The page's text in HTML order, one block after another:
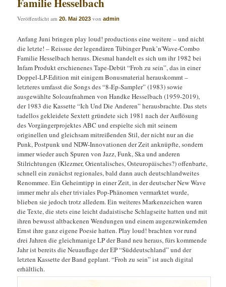
Familie Hesselbach
Veröffentlicht am20. Mai 2023 vonadmin
Anfang Juni bringen play loud! productions eine weitere – und nicht
die letzte! – Reissue der legendären Tübinger Punk’n'Wave-Combo
Familie Hesselbach heraus. Diesmal handelt es sich um ihr 1982 bei
Infam Produkt erschienenes Tape-Debüt “Froh zu sein”, das in einer
Doppel-LP-Edition mit einigem Bonusmaterial herauskommt –
letzteres umfasst die Songs des “8-Ep-Sampler” (1983) sowie
ausgewählte Soloaufnahmen von Handke Hesselbach (1959-2019),
der 1983 die Kassette “Ich Und Die Anderen” herausbrachte. Das stets
tadellos gekleidete Sextett gründete sich 1981 nach der Auflösung
des Vorgängerprojektes ABC und erspielte sich mit seinem
originellen und gleichsam mitreißenden Stil, der nicht nur an die
Punk, Postpunk und NDW-Innovationen der Zeit anknüpfte, sondern
immer wieder auch Spuren von Jazz, Funk, Ska und anderen
Stilrichtungen (Klezmer, Orientalisches, Osteuropäisches?) offenbarte,
schnell ein zunächst regionales, bald dann auch deutschlandweites
Renommee. Ein Geheimtipp in einer Zeit, in der deutscher New Wave
immer mehr als eher triviales Pop-Phänomen vermarktet wurde,
blieben sie jedoch trotz alledem. Ein weiteres Markenzeichen waren
die Texte, die stets eine leicht dadaistische Schlagseite hatten und mit
ihren bewusst altbackenen Wendungen und einem augenzwinkernden
Ernst ihre ganz eigene Poesie hatten. Play loud! brachten vor rund
drei Jahren die gleichmanige LP der Band neu heraus, fürs kommende
Jahr ist bereits die Neuauflage der EP “Süddeutschland” und der
letzten Kassette der Band geplant. “Froh zu sein” ist auch digital
erhältlich.